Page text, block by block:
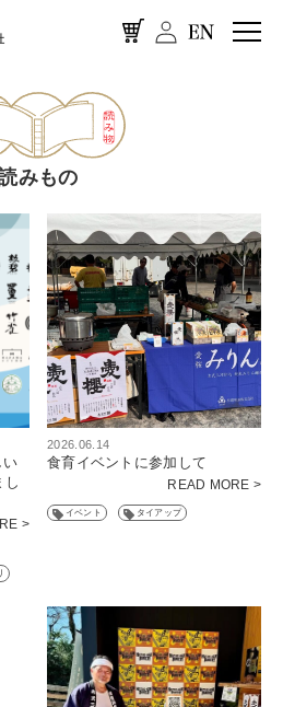
みもの
い
し
>
2026.06.14
食育イベントに参加して
READ MORE >
イベント タイアップ